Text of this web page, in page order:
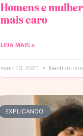
Homens e
mais caro
LEIA MAIS »
maio 13, 2021 Nenhum
EXPLICANDO